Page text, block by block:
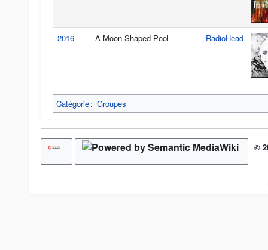
2016 A Moon Shaped Pool RadioHead
Catégorie: Groupes
©